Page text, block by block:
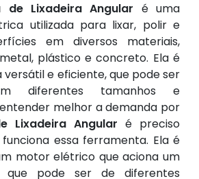
de Lixadeira Angular é uma
utilizada para lixar, polir e
em diversos materiais,
plástico e concreto. Ela é
e eficiente, que pode ser
diferentes tamanhos e
melhor a demanda por
Lixadeira Angular é preciso
essa ferramenta. Ela é
motor elétrico que aciona um
que pode ser de diferentes